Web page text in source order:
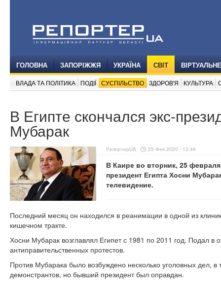
ГОЛОВНА ЗАПОРІЖЖЯ УКРАЇНА СВІТ
ВЛАДА ТА ПОЛІТИКА ПОДІЇ СУСПІЛЬСТВО ЗДОРОВ'Я КУЛЬТУРА
В Египте скончался экс-
Мубарак
РепортерUA 25 Фев 2020 - 13:46
В Каире во вторник, 25
президент Египта Хосни
телевидение.
Последний месяц он находился в реанимации в одной из
кишечном тракте.
Хосни Мубарак возглавлял Египет с 1981 по 2011 год. Подал в
антиправительственных протестов.
Против Мубарака было возбуждено несколько уголовных дел, в
демонстрантов, но бывший президент был оправдан.